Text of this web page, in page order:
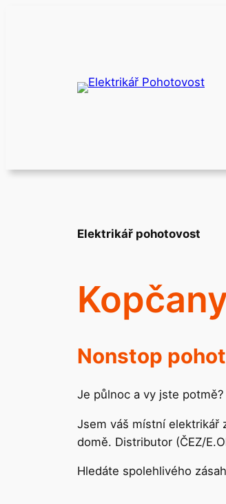
Elektrikář pohotovost
Nonstop
Je půlnoc a vy jste
Jsem váš místní elektrikář
domě. Distributor (ČEZ/
Hledáte spolehlivého